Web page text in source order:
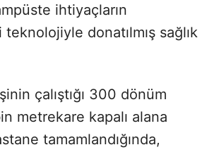
ihtiyaçların
teknolojiyle donatılmış sağlık
çalıştığı 300 dönüm
metrekare kapalı alana
tamamlandığında,